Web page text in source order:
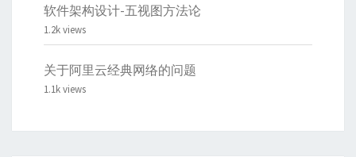
软件架构设计-五视图方法论
1.2k views
关于阿里云经典网络的问题
1.1k views